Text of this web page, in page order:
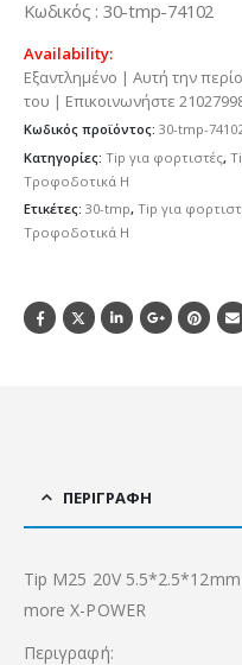
Κωδικός : 30-tmp-74102
Availability:
Εξαντλημένο | Αυτή την
του | Επικοινωνήστε
Κωδικός προϊόντος: 30-tmp-
Κατηγορίες: Tip για φορτιστές,
Τροφοδοτικά H
Ετικέτες: 30-tmp, Tip για
Τροφοδοτικά H
ΠΕΡΙΓΡΑΦΉ
Tip M25 20V
more X-POWER
Περιγραφή: